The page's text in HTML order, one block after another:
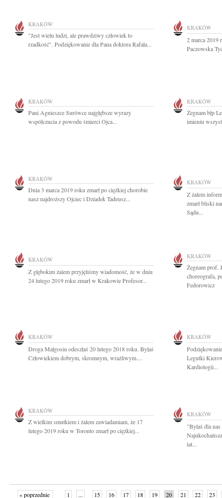
KRAKÓW
"Jest wielu ludzi, ale prawdziwy człowiek to
rzadkość". Podziękowanie dla Pana doktora Rafała...
KRAKÓW
2 marca 2019
Paczowska
KRAKÓW
Pani Agnieszce Surówce najgłębsze wyrazy
współczucia z powodu śmierci Ojca...
KRAKÓW
Żegnam błp
imieniu
KRAKÓW
Dnia 3 marca 2019 roku zmarł po ciężkiej chorobie
nasz najdroższy Ojciec i Dziadek Tadeusz...
KRAKÓW
Z żalem
zmarł bliski
Sądu...
KRAKÓW
Z głębokim żalem przyjęliśmy wiadomość, że w dniu
24 lutego 2019 roku zmarł w Krakowie Profesor...
KRAKÓW
Żegnam prof.
choreografa,
Fedorowicz
KRAKÓW
Droga Małgosiu odeszłaś 20 lutego 2018 roku. Byłaś
Człowiekiem dobrym, skromnym, wrażliwym....
KRAKÓW
Legutki
Kardiologii...
KRAKÓW
Z wielkim smutkiem i żalem zawiadamiam, że 17
lutego 2019 roku w Toronto zmarł po ciężkiej...
KRAKÓW
"Byłaś dla
lat...
« poprzednie 1 ... 15 16 17 18 19 20 21 22 23